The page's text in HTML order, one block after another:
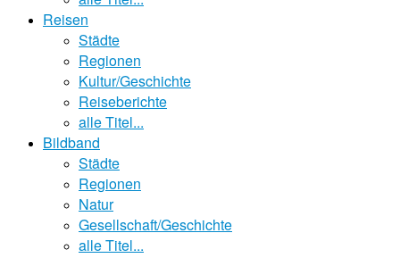
Reisen
Städte
Regionen
Kultur/Geschichte
Reiseberichte
alle Titel...
Bildband
Städte
Regionen
Natur
Gesellschaft/Geschichte
alle Titel...